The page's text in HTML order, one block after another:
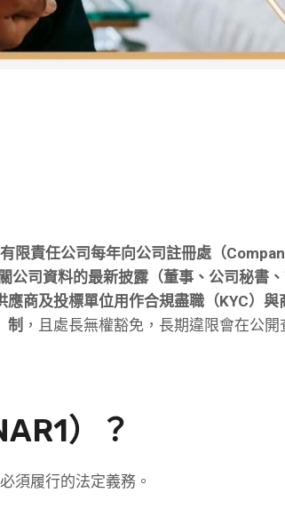
限責任公司每年向公司註冊處（
公司資料的最新披露（董事、公司秘書
應商及投標單位用作合規盡職（KYC）與
制 ，且處長無權豁免，長期違限會在公
） ？
須履行的法定義務。